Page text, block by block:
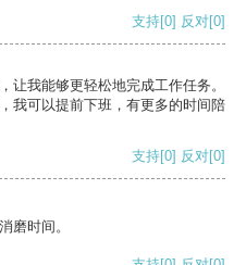
支持[0] 反对[0]
让我能够更轻松地完成工作任务。
我可以提前下班，有更多的时间陪
支持[0] 反对[0]
磨时间。